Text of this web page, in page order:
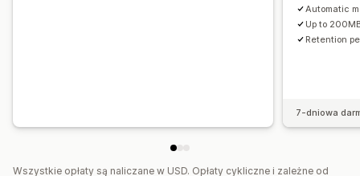
Automatic
Up to
Retention
7-dniowa
Wszystkie opłaty są naliczane w USD. Opłaty cykliczne i zależne od